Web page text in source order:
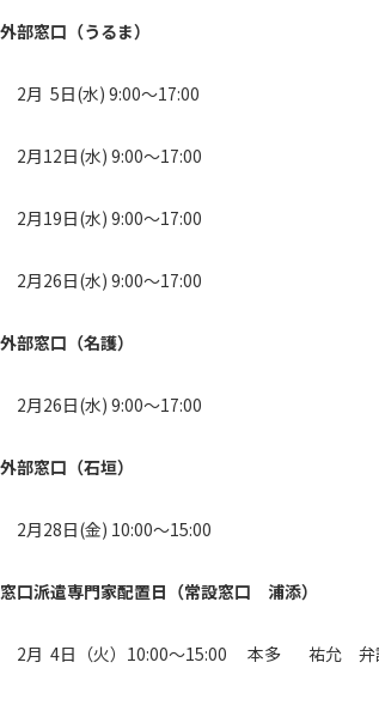
外部窓口（うるま）
2月 5日(水) 9:00～17:00
2月12日(水) 9:00～17:00
2月19日(水) 9:00～17:00
2月26日(水) 9:00～17:00
外部窓口（名護）
2月26日(水) 9:00～17:00
外部窓口（石垣）
2月28日(金) 10:00～15:00
窓口派遣専門家配置日（常設窓口 浦添）
2月 4日（火）10:00～15:00 本多 祐允 弁